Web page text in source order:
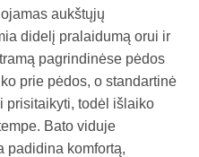
aukštųjų
didelį pralaidumą orui ir
pagrindinėse pėdos
prie pėdos, o standartinė
prisitaikyti, todėl išlaiko
Bato viduje
padidina komfortą,